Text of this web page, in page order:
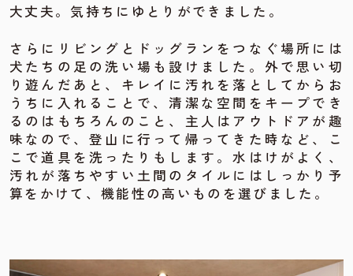
大丈夫。気持ちにゆとりができました。
さらにリビングとドッグランをつなぐ場所には
犬たちの足の洗い場も設けました。外で思い切
り遊んだあと、キレイに汚れを落としてからお
うちに入れることで、清潔な空間をキープでき
るのはもちろんのこと、主人はアウトドアが趣
味なので、登山に行って帰ってきた時など、こ
こで道具を洗ったりもします。水はけがよく、
汚れが落ちやすい土間のタイルにはしっかり予
算をかけて、機能性の高いものを選びました。